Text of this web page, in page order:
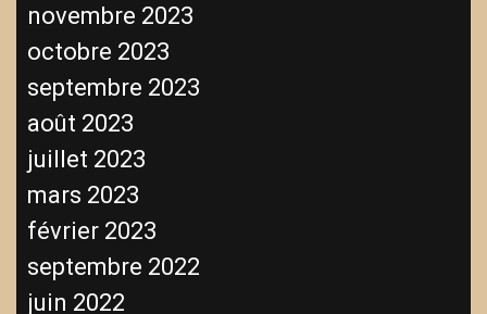
novembre 2023
octobre 2023
septembre 2023
août 2023
juillet 2023
mars 2023
février 2023
septembre 2022
juin 2022